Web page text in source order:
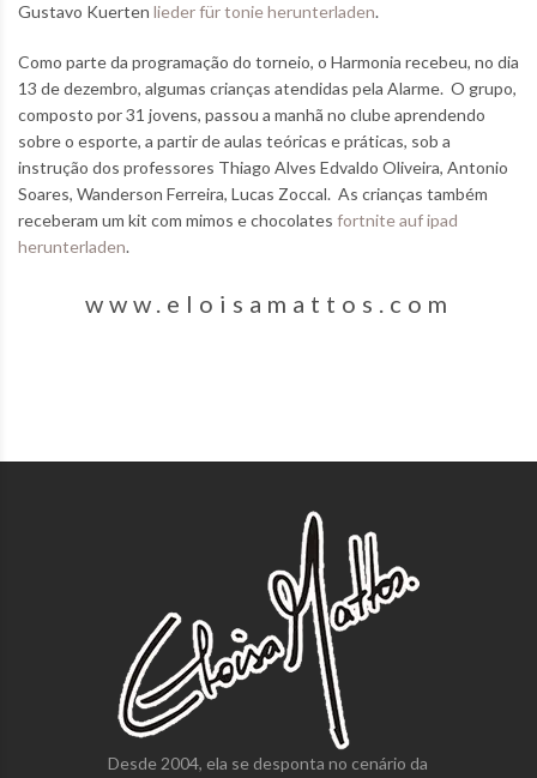
Gustavo Kuerten lieder für tonie herunterladen.
Como parte da programação do torneio, o Harmonia recebeu, no dia
13 de dezembro, algumas crianças atendidas pela Alarme. O grupo,
composto por 31 jovens, passou a manhã no clube aprendendo
sobre o esporte, a partir de aulas teóricas e práticas, sob a
instrução dos professores Thiago Alves Edvaldo Oliveira, Antonio
Soares, Wanderson Ferreira, Lucas Zoccal. As crianças também
receberam um kit com mimos e chocolates fortnite auf ipad
herunterladen.
www.eloisamattos.com
Desde 2004, ela se desponta no cenário da